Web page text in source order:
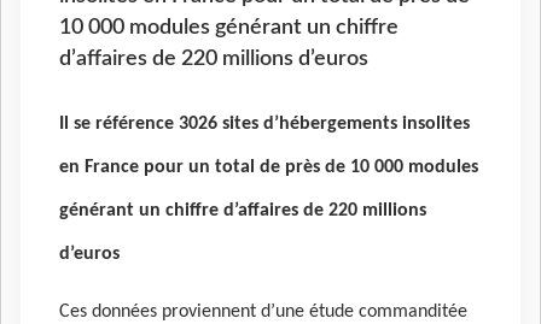
10 000 modules générant un chiffre
d’affaires de 220 millions d’euros
Il se référence 3026 sites d’hébergements insolites
en France pour un total de près de 10 000 modules
générant un chiffre d’affaires de 220 millions
d’euros
Ces données proviennent d’une étude commanditée